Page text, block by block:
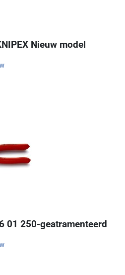
Nieuw model
01 250-geatramenteerd